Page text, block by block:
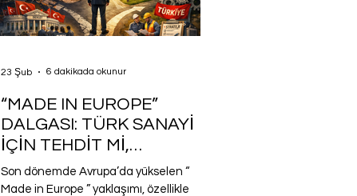
çerçevede ele almak gerekir.
Öncelikle bu belgeler, Sanayi ve
faaliyetleri sonucunda
“MADE IN EUROPE”
DALGASI: TÜRK SANAYİ
İÇİN TEHDİT Mİ,
STRATEJİK SIÇRAMA
TAHTASI MI?
Son dönemde Avrupa’da yükselen “
Made in Europe ” yaklaşımı, özellikle
23 Şub 6 dakikada okunur